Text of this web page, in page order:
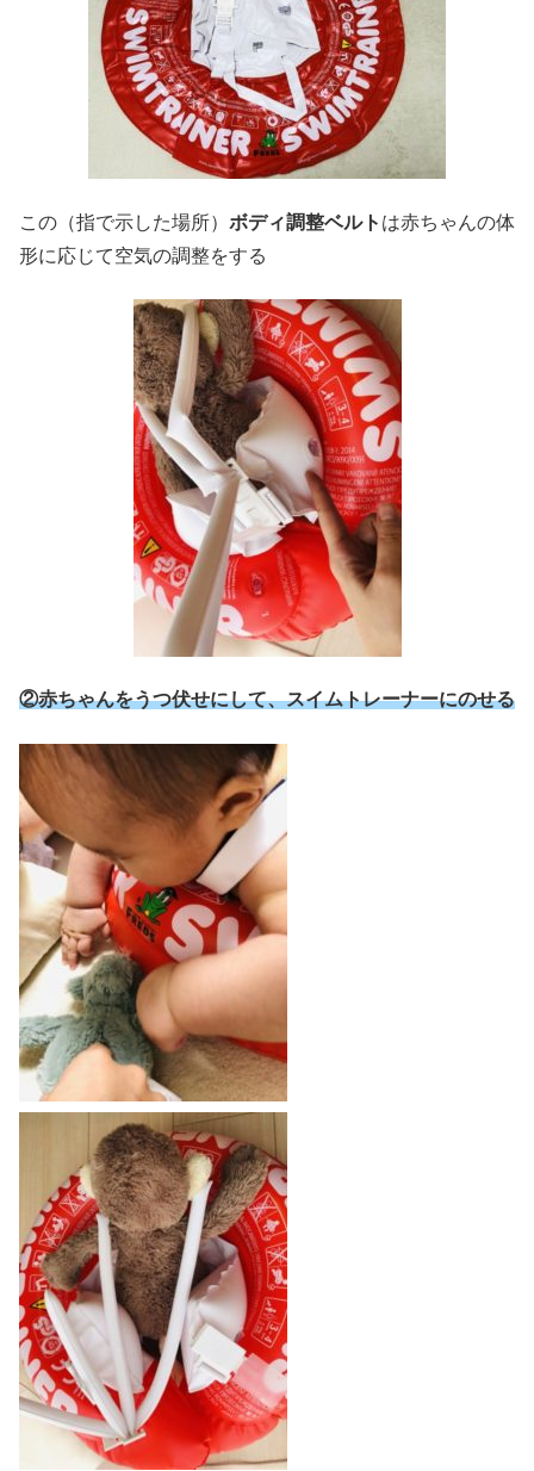
この（指で示した場所） ボディ調整ベルト は赤ちゃんの体
形に応じて空気の調整をする
②赤ちゃんをうつ伏せにして、スイムトレーナーにのせる